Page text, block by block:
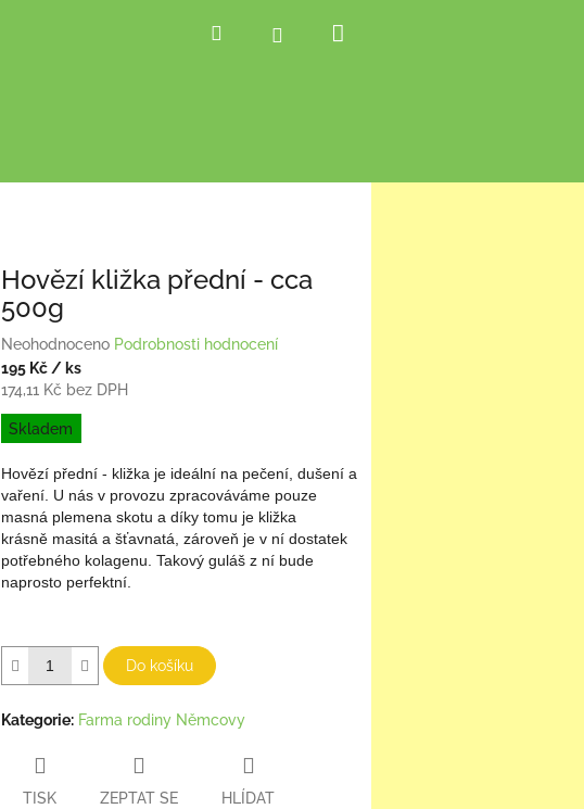
Hledat Přihlášení
Hovězí kližka přední - cca
500g
Průměrné
hodnocení
produktu
0,0
5
hvězdiček.
Neohodnoceno Podrobnosti hodnocení
195 Kč / ks
174,11 Kč bez DPH
Měrná
cena:
Skladem
Hovězí přední - kližka je ideální na pečení, dušení a
vaření. U nás v provozu zpracováváme pouze
masná plemena skotu a díky tomu je kližka
krásně masitá a šťavnatá, zároveň je v ní dostatek
potřebného kolagenu. Takový guláš z ní bude
naprosto perfektní.
Do košíku
Kategorie: Farma rodiny Němcovy
TISK ZEPTAT SE HLÍDAT